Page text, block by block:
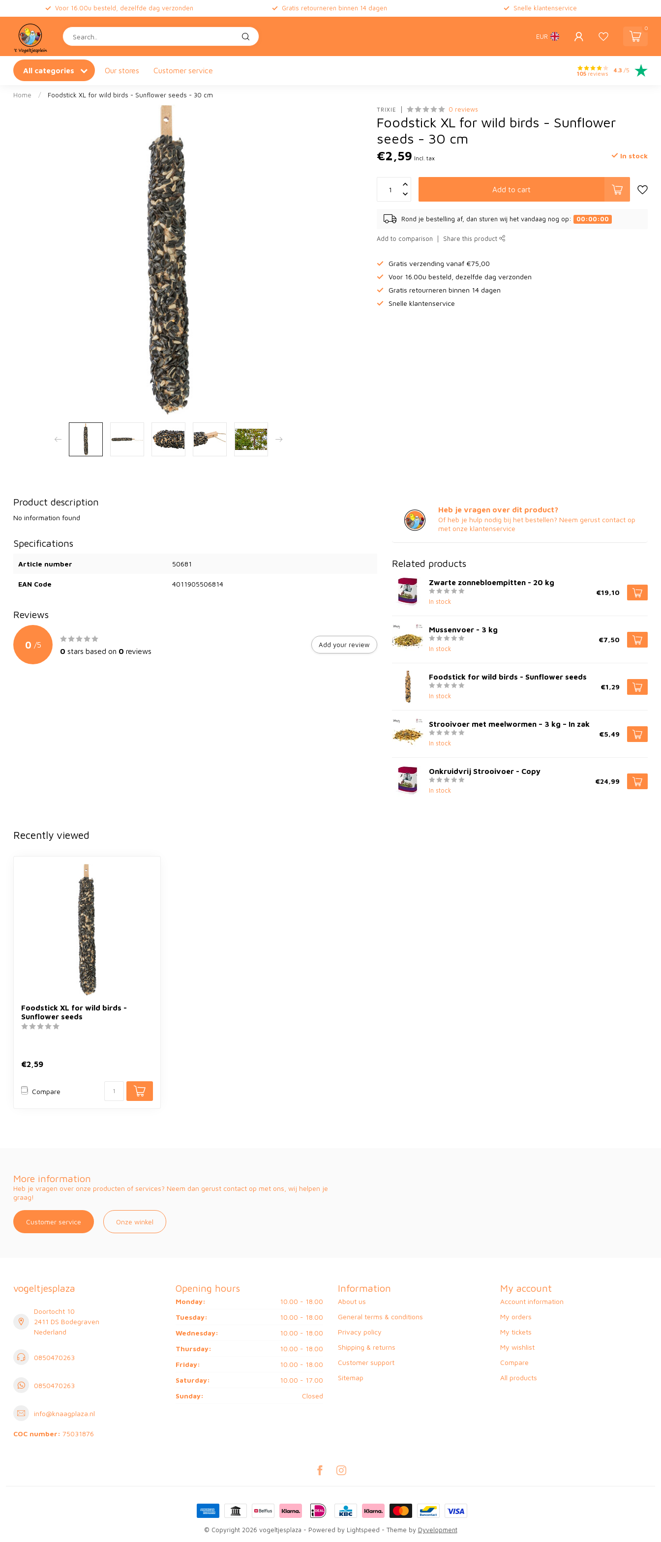
Voor 16.00u besteld, dezelfde dag verzonden Gratis retourneren binnen 14 dagen Snelle klantenservice
EUR
0
All categories Our stores Customer service 105reviews
4.3 /5
Home / Foodstick XL for wild birds - Sunflower seeds - 30 cm
TRIXIE 0 reviews
Foodstick XL for wild birds - Sunflower
seeds - 30 cm
€2,59 Incl. tax In stock
Add to cart
Rond je bestelling af, dan sturen wij het vandaag nog op: 00:00:00
Add to comparison Share this product
Gratis verzending vanaf €75,00
Voor 16.00u besteld, dezelfde dag verzonden
Gratis retourneren binnen 14 dagen
Snelle klantenservice
Product description
No information found
Specifications
Article number 50681
EAN Code 4011905506814
Reviews
0 /5
0 stars based on 0 reviews
Add your review
Heb je vragen over dit product?
Of heb je hulp nodig bij het bestellen? Neem gerust contact op
met onze klantenservice
Related products
Zwarte zonnebloempitten - 20 kg
In stock
€19,10
Mussenvoer - 3 kg
In stock
€7,50
Foodstick for wild birds - Sunflower seeds
In stock
€1,29
Strooivoer met meelwormen – 3 kg – In zak
In stock
€5,49
Onkruidvrij Strooivoer - Copy
In stock
€24,99
Recently viewed
Foodstick XL for wild birds -
Sunflower seeds
€2,59
Compare
More information
Heb je vragen over onze producten of services? Neem dan gerust contact op met ons, wij helpen je
graag!
Customer service Onze winkel
vogeltjesplaza
Doortocht 10
2411 DS Bodegraven
Nederland
0850470263
0850470263
info@knaagplaza.nl
COC number: 75031876
Opening hours
Monday:
10.00 - 18.00
Tuesday:
10.00 - 18.00
Wednesday:
10.00 - 18.00
Thursday:
10.00 - 18.00
Friday:
10.00 - 18.00
Saturday:
10.00 - 17.00
Sunday:
Closed
Information
About us
General terms & conditions
Privacy policy
Shipping & returns
Customer support
Sitemap
My account
Account information
My orders
My tickets
My wishlist
Compare
All products
© Copyright 2026 vogeltjesplaza - Powered by Lightspeed - Theme by Dyvelopment